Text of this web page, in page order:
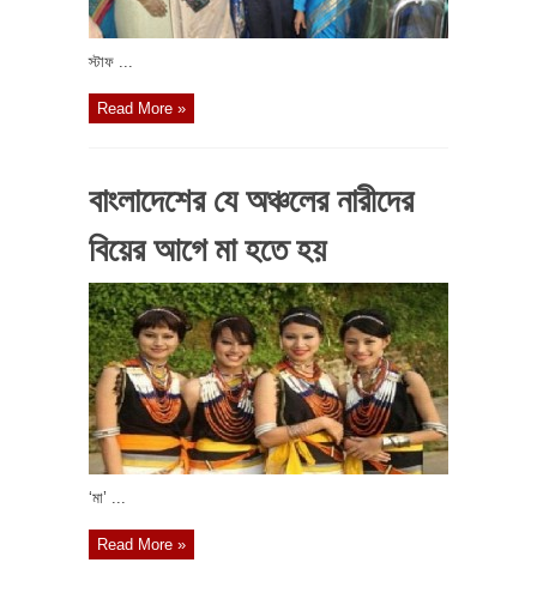
স্টাফ ...
Read More »
বাংলাদেশের যে অঞ্চলের নারীদের
বিয়ের আগে মা হতে হয়
‘মা’ ...
Read More »